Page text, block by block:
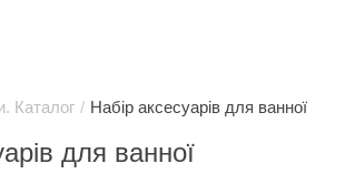
Каталог / Набір аксесуарів для ванної
для ванної